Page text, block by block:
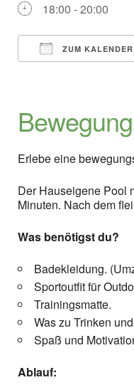
18:00 - 20:00
ZUM
Erlebe eine
Der Hauseigene Pool
Minuten. Nach dem
Was benötigst du?
Badekleidung.
Sportoutfit für
Trainingsmatte.
Was zu Trinken
Spaß und
Ablauf: